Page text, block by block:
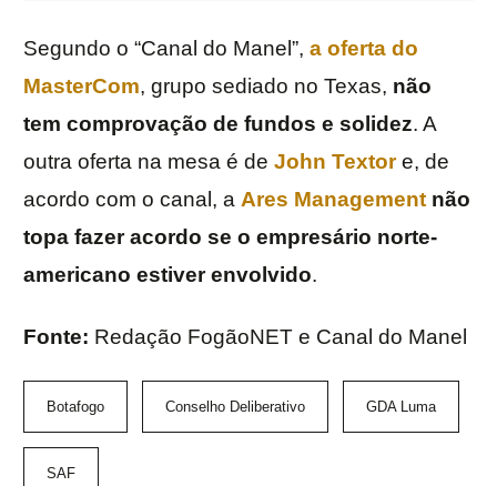
Segundo o “Canal do Manel”, a oferta do
MasterCom, grupo sediado no Texas, não
tem comprovação de fundos e solidez. A
outra oferta na mesa é de John Textore, de
acordo com o canal, a Ares Management não
topa fazer acordo se o empresário norte-
americano estiver envolvido.
Fonte: Redação FogãoNET e Canal do Manel
Botafogo Conselho Deliberativo GDA Luma
SAF